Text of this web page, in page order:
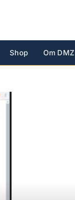
Shop Om DMZ